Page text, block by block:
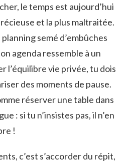
le temps est aujourd’hui
et la plus maltraitée.
semé d’embûches
agenda ressemble à un
l’équilibre vie privée, tu dois
des moments de pause.
réserver une table dans
: si tu n’insistes pas, il n’en
!
c’est s’accorder du répit,